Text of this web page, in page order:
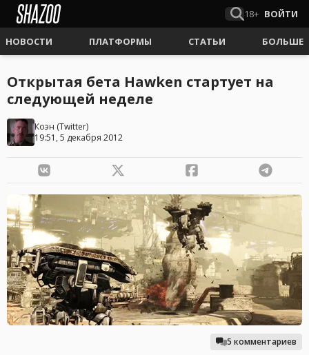
18+ ВОЙТИ
НОВОСТИ ПЛАТФОРМЫ СТАТЬИ БОЛЬШЕ
Открытая бета Hawken стартует на
следующей неделе
Коэн (Twitter)
19:51, 5 декабря 2012
5 комментариев